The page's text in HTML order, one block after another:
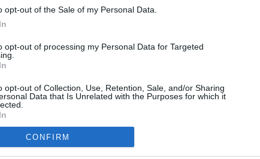
opt-out of the Sale of my Personal Data.
opt-out of processing my Personal Data for Targeted
opt-out of Collection, Use, Retention, Sale, and/or Sharing
Data that Is Unrelated with the Purposes for which it
CONFIRM
Ayuso señaló por la compra del ático: "Lo que no se dice es
residencia oficial para la presidenta"
Ayuso no puede destinar directamente la venta del ático de
por los incendios